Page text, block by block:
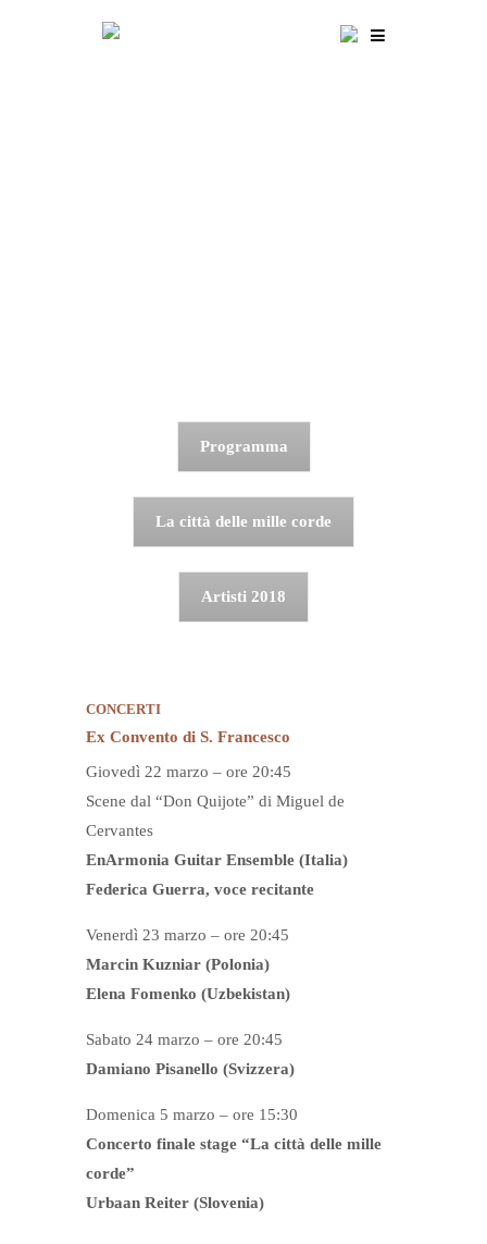
Programma
La città delle mille corde
Artisti 2018
CONCERTI
Ex Convento di S. Francesco
Giovedì 22 marzo – ore 20:45
Scene dal “Don Quijote” di Miguel de
Cervantes
EnArmonia Guitar Ensemble (Italia)
Federica Guerra, voce recitante
Venerdì 23 marzo – ore 20:45
Marcin Kuzniar (Polonia)
Elena Fomenko (Uzbekistan)
Sabato 24 marzo – ore 20:45
Damiano Pisanello (Svizzera)
Domenica 5 marzo – ore 15:30
Concerto finale stage “La città delle mille
corde”
Urbaan Reiter (Slovenia)